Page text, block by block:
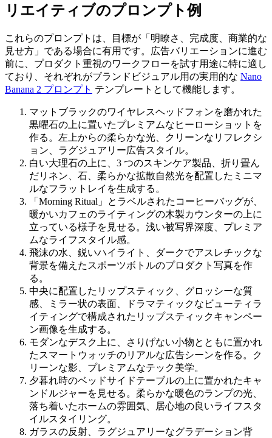
リエイティブのプロンプト例
これらのプロンプトは、目標が「明瞭さ、完成度、商業的な
見せ方」である場合に有用です。広告バリエーションに進む
前に、プロダクト重視のワークフローを試す用途に特に適し
ており、それぞれがブランドビジュアル用の実用的な Nano
Banana 2 プロンプト テンプレートとして機能します。
マットブラックのワイヤレスヘッドフォンを磨かれた
黒曜石の上に置いたプレミアムなヒーローショットを
作る。左上からの柔らかな光、クリーンなリフレクシ
ョン、ラグジュアリー広告スタイル。
白い大理石の上に、3 つのスキンケア製品、折り畳ん
だリネン、石、柔らかな拡散自然光を配置したミニマ
ルなフラットレイを生成する。
「Morning Ritual」とラベルされたコーヒーバッグが、
暖かいカフェのライティングの木製カウンターの上に
立っている様子を見せる。浅い被写界深度、プレミア
ムなライフスタイル感。
飛沫の水、鋭いハイライト、ダークでアスレチックな
背景を備えたスポーツボトルのプロダクト写真を作
る。
中央に配置したリップスティック、グロッシーな質
感、ミラー状の表面、ドラマティックなビューティラ
イティングで構成されたリップスティックキャンペー
ン画像を生成する。
モダンなデスク上に、さりげない小物とともに置かれ
たスマートウォッチのリアルな広告シーンを作る。ク
リーンな影、プレミアムなテック美学。
夕暮れ時のベッドサイドテーブルの上に置かれたキャ
ンドルジャーを見せる。柔らかな暖色のランプの光、
落ち着いたホームの雰囲気、居心地の良いライフスタ
イルスタイリング。
ガラスの反射、ラグジュアリーなグラデーション背